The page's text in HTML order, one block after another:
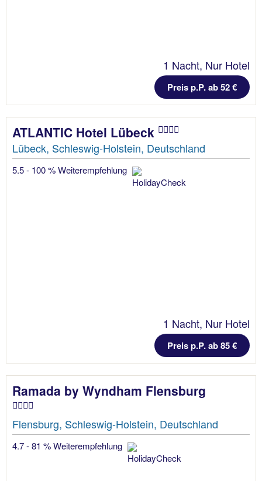
1 Nacht, Nur Hotel
Preis p.P. ab 52 €
ATLANTIC Hotel Lübeck
Lübeck, Schleswig-Holstein, Deutschland
5.5 - 100 % Weiterempfehlung
1 Nacht, Nur Hotel
Preis p.P. ab 85 €
Ramada by Wyndham Flensburg
Flensburg, Schleswig-Holstein, Deutschland
4.7 - 81 % Weiterempfehlung